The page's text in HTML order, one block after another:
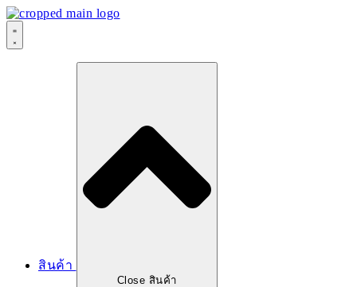
สินค้า
Close สินค้า